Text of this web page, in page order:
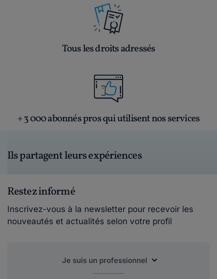
Tous les droits adressés
+ 3 000 abonnés pros qui utilisent nos services
Ils partagent leurs expériences
Restez informé
Inscrivez-vous à la newsletter pour recevoir les
nouveautés et actualités selon votre profil